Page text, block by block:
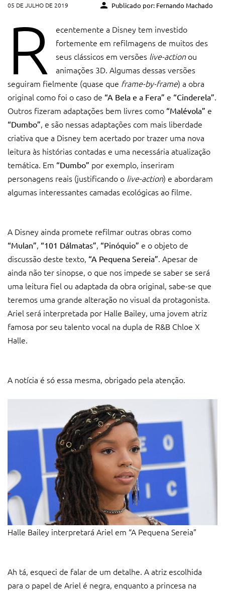
05 DE JULHO DE 2019 Publicado por: Fernando Machado
R
ecentemente a Disney tem investido
fortemente em refilmagens de muitos des
seus clássicos em versões live-actionou
animações 3D. Algumas dessas versões
seguiram fielmente (quase que frame-by-frame) a obra
original como foi o caso de “A Bela e a Fera” e “Cinderela”.
Outros fizeram adaptações bem livres como “Malévola” e
“Dumbo”, e são nessas adaptações com mais liberdade
criativa que a Disney tem acertado por trazer uma nova
leitura às histórias contadas e uma necessária atualização
temática. Em “Dumbo” por exemplo, inseriram
personagens reais (justificando o live-action) e abordaram
algumas interessantes camadas ecológicas ao filme.
A Disney ainda promete refilmar outras obras como
“Mulan”, “101 Dálmatas”, “Pinóquio” e o objeto de
discussão deste texto, “A Pequena Sereia”. Apesar de
ainda não ter sinopse, o que nos impede se saber se será
uma leitura fiel ou adaptada da obra original, sabe-se que
teremos uma grande alteração no visual da protagonista.
Ariel será interpretada por Halle Bailey, uma jovem atriz
famosa por seu talento vocal na dupla de R&B Chloe X
Halle.
A notícia é só essa mesma, obrigado pela atenção.
Halle Bailey interpretará Ariel em “A Pequena Sereia”
Ah tá, esqueci de falar de um detalhe. A atriz escolhida
para o papel de Ariel é negra, enquanto a princesa na